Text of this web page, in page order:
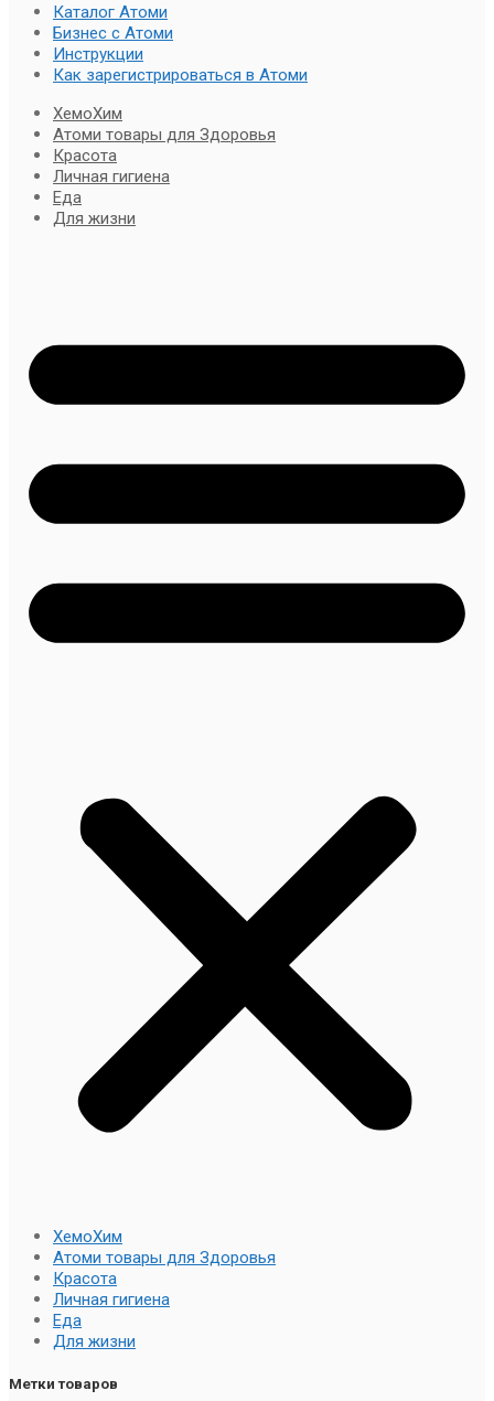
Каталог Атоми
Бизнес с Атоми
Инструкции
Как зарегистрироваться в Атоми
ХемоХим
Атоми товары для Здоровья
Красота
Личная гигиена
Еда
Для жизни
ХемоХим
Атоми товары для Здоровья
Красота
Личная гигиена
Еда
Для жизни
Метки товаров